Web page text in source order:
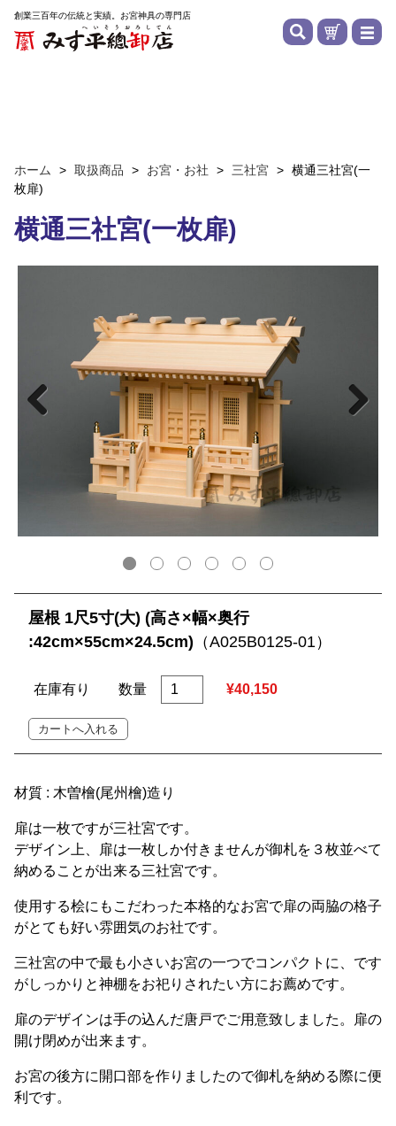
創業三百年の伝統と実績。お宮神具の専門店
ホーム > 取扱商品 > お宮・お社 > 三社宮 > 横通三社宮(一
枚扉)
横通三社宮(一枚扉)
屋根 1尺5寸(大) (高さ×幅×奥行
:42cm×55cm×24.5cm) （A025B0125-01）
在庫有り 数量 ¥40,150
材質 : 木曽檜(尾州檜)造り
扉は一枚ですが三社宮です。
デザイン上、扉は一枚しか付きませんが御札を３枚並べて
納めることが出来る三社宮です。
使用する桧にもこだわった本格的なお宮で扉の両脇の格子
がとても好い雰囲気のお社です。
三社宮の中で最も小さいお宮の一つでコンパクトに、です
がしっかりと神棚をお祀りされたい方にお薦めです。
扉のデザインは手の込んだ唐戸でご用意致しました。扉の
開け閉めが出来ます。
お宮の後方に開口部を作りましたので御札を納める際に便
利です。